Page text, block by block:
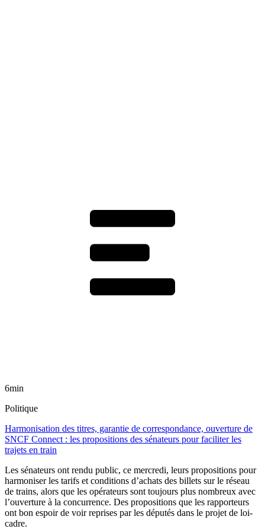
6min
Politique
Harmonisation des titres, garantie de correspondance, ouverture de
SNCF Connect : les propositions des sénateurs pour faciliter les
trajets en train
Les sénateurs ont rendu public, ce mercredi, leurs propositions pour
harmoniser les tarifs et conditions d’achats des billets sur le réseau
de trains, alors que les opérateurs sont toujours plus nombreux avec
l’ouverture à la concurrence. Des propositions que les rapporteurs
ont bon espoir de voir reprises par les députés dans le projet de loi-
cadre.